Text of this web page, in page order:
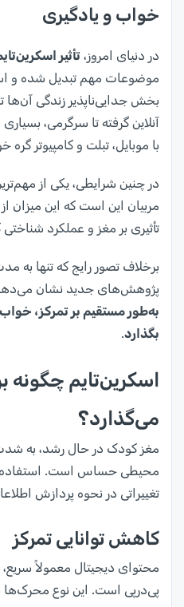
خواب و یادگیری
در دنیای امروز، تأثیر
موضوعات مهم تبدیل شده و
بخش جدایی‌ناپذیر زندگی
آنلاین گرفته تا سرگرمی،
با موبایل، تبلت و کامپیوتر
در چنین شرایطی، یکی از
مربیان این است که این میزان
تأثیری بر مغز و عملکرد
برخلاف تصور رایج که تنها به
پژوهش‌های جدید نشان
به‌طور مستقیم بر تمرکز،
بگذارد.
اسکرین‌تایم چگونه
می‌گذارد؟
مغز کودک در حال رشد، به
محیطی حساس است. استفاده
تغییراتی در نحوه پردازش
کاهش توانایی تمرکز
محتوای دیجیتال معمولاً سریع،
پی‌درپی است. این نوع